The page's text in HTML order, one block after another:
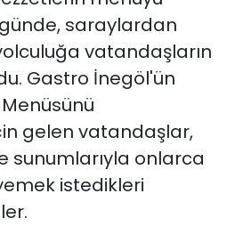
saraylardan
vatandaşların
Gastro İnegöl'ün
gelen vatandaşlar,
sunumlarıyla onlarca
istedikleri